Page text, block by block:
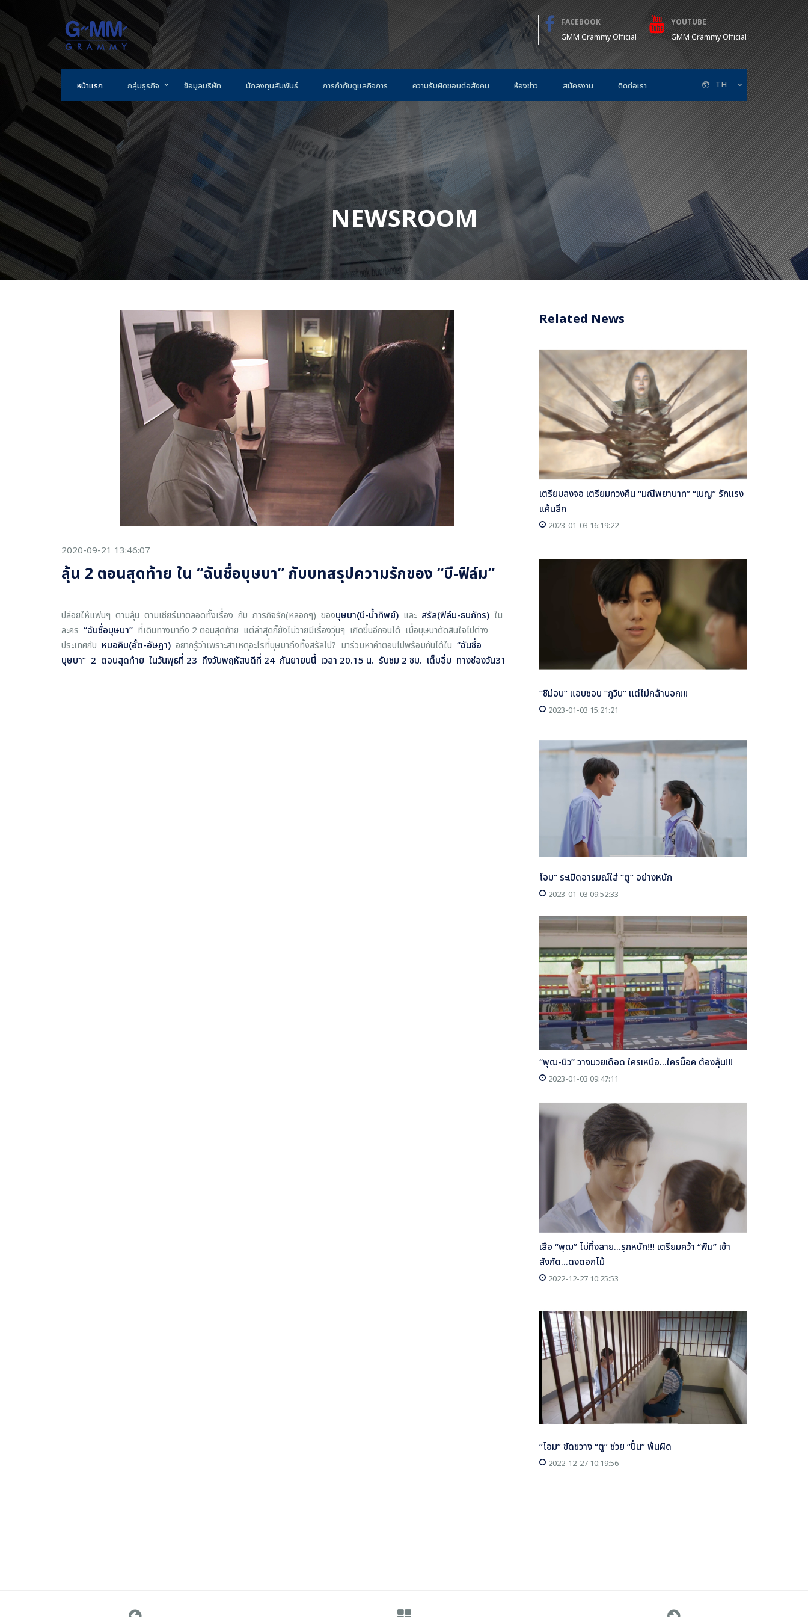
FACEBOOK
GMM Grammy Official
YOUTUBE
GMM Grammy Official
หน้าแรก กลุ่มธุรกิจ ข้อมูลบริษัท นักลงทุนสัมพันธ์ การกำกับดูแลกิจการ ความรับผิดชอบต่อสังคม ห้องข่าว สมัครงาน ติดต่อเรา TH
NEWSROOM
2020-09-21 13:46:07
ลุ้น 2 ตอนสุดท้าย ใน “ฉันชื่อบุษบา” กับบทสรุปความรักของ “บี-ฟิล์ม”
ปล่อยให้แฟนๆ ตามลุ้น ตามเชียร์มาตลอดทั้งเรื่อง กับ ภารกิจรัก(หลอกๆ) ของบุษบา(บี-น้ำทิพย์) และ สรัล(ฟิล์ม-ธนภัทร) ใน
ละคร “ฉันชื่อบุษบา” ที่เดินทางมาถึง 2 ตอนสุดท้าย แต่ล่าสุดก็ยังไม่วายมีเรื่องวุ่นๆ เกิดขึ้นอีกจนได้ เมื่อบุษบาตัดสินใจไปต่าง
ประเทศกับ หมอคิม(อั้ต-อัษฎา) อยากรู้ว่าเพราะสาเหตุอะไรที่บุษบาถึงทิ้งสรัลไป? มาร่วมหาคำตอบไปพร้อมกันได้ใน “ฉันชื่อ
บุษบา” 2 ตอนสุดท้าย ในวันพุธที่ 23 ถึงวันพฤหัสบดีที่ 24 กันยายนนี้ เวลา 20.15 น. รับชม 2 ชม. เต็มอิ่ม ทางช่องวัน31
Related News
เตรียมลงจอ เตรียมทวงคืน “มณีพยาบาท” “เบญ” รักแรง
แค้นลึก
2023-01-03 16:19:22
“ชิม่อน” แอบชอบ “ภูวิน” แต่ไม่กล้าบอก!!!
2023-01-03 15:21:21
โอม” ระเบิดอารมณ์ใส่ “ตู” อย่างหนัก
2023-01-03 09:52:33
“พุฒ-นิว” วางมวยเดือด ใครเหนือ...ใครน็อค ต้องลุ้น!!!
2023-01-03 09:47:11
เสือ “พุฒ” ไม่ทิ้งลาย...รุกหนัก!!! เตรียมคว้า “พิม” เข้า
สังกัด...ดงดอกไม้
2022-12-27 10:25:53
“โอม” ขัดขวาง “ตู” ช่วย “ปั๋น” พ้นผิด
2022-12-27 10:19:56